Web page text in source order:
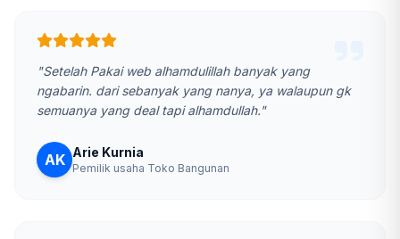
"Setelah Pakai web alhamdulillah banyak yang
ngabarin. dari sebanyak yang nanya, ya walaupun gk
semuanya yang deal tapi alhamdullah."
AK Arie Kurnia
Pemilik usaha Toko Bangunan